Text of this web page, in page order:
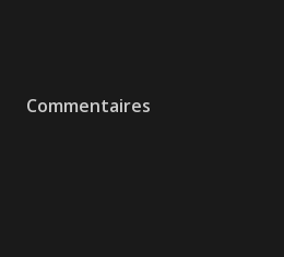
Commentaires